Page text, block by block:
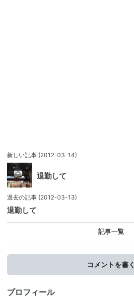
新しい記事 (2012-03-14)
退勤して
過去の記事 (2012-03-13)
退勤して
記事一覧
コメントを書く
プロフィール